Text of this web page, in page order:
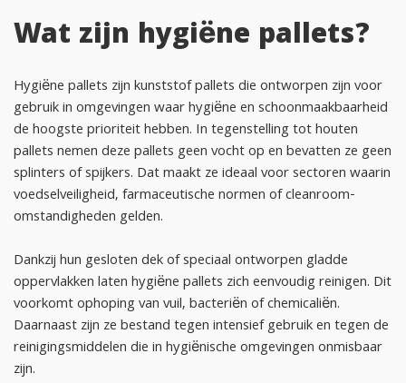
Wat zijn hygiëne pallets?
Hygiëne pallets zijn kunststof pallets die ontworpen zijn voor
gebruik in omgevingen waar hygiëne en schoonmaakbaarheid
de hoogste prioriteit hebben. In tegenstelling tot houten
pallets nemen deze pallets geen vocht op en bevatten ze geen
splinters of spijkers. Dat maakt ze ideaal voor sectoren waarin
voedselveiligheid, farmaceutische normen of cleanroom-
omstandigheden gelden.
Dankzij hun gesloten dek of speciaal ontworpen gladde
oppervlakken laten hygiëne pallets zich eenvoudig reinigen. Dit
voorkomt ophoping van vuil, bacteriën of chemicaliën.
Daarnaast zijn ze bestand tegen intensief gebruik en tegen de
reinigingsmiddelen die in hygiënische omgevingen onmisbaar
zijn.